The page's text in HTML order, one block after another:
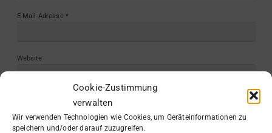
Cookie-Zustimmung
verwalten
Wir verwenden Technologien wie Cookies, um Geräteinformationen zu
speichern und/oder darauf zuzugreifen.
E-Mail-Adresse *
Website